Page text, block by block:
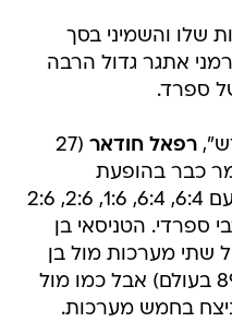
שלו והשמיני בסך
אתגר גדול הרבה
ספרד.
רפאל חודאר
(27
כבר בהופעת
הבכורה שלו ברולאן גארוס עם 6:4, 6:4, 1:6, 2:6, 2:6
ספרדי. הטניסאי בן
של שתי מערכות מול בן
ארצו הוותיק (בן 34, מקום 89 בעולם) אבל כמו מול
בחמש מערכות.